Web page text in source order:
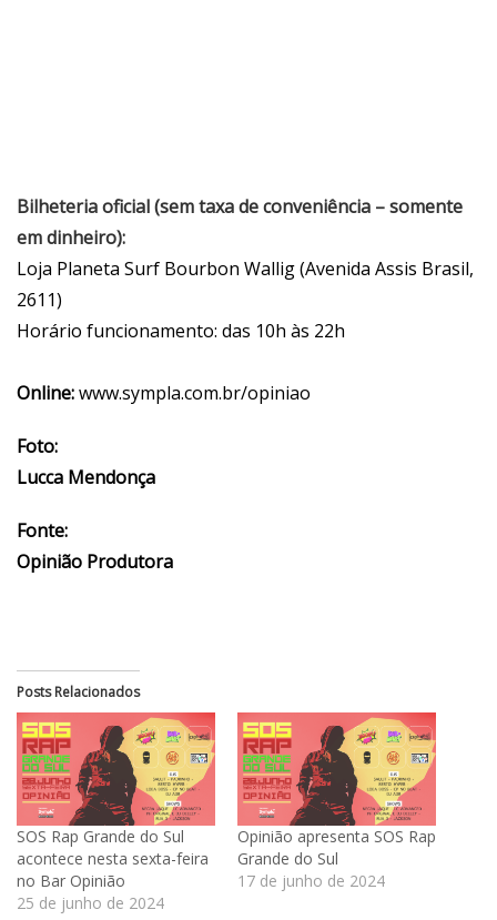
Bilheteria oficial (sem taxa de conveniência – somente
em dinheiro):
Loja Planeta Surf Bourbon Wallig (Avenida Assis Brasil,
2611)
Horário funcionamento: das 10h às 22h
Online:www.sympla.com.br/opiniao
Foto:
Lucca Mendonça
Fonte:
Opinião Produtora
Posts Relacionados
SOS Rap Grande do Sul
acontece nesta sexta-feira
no Bar Opinião
25 de junho de 2024
Opinião apresenta SOS Rap
Grande do Sul
17 de junho de 2024